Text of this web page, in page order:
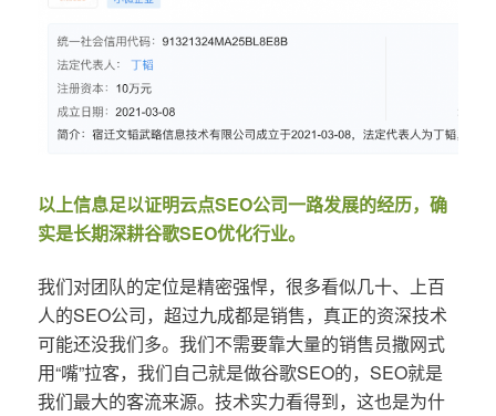
以上信息足以证明云点SEO公司一路发展的经历，确
实是长期深耕谷歌SEO优化行业。
我们对团队的定位是精密强悍，很多看似几十、上百
人的SEO公司，超过九成都是销售，真正的资深技术
可能还没我们多。我们不需要靠大量的销售员撒网式
用“嘴”拉客，我们自己就是做谷歌SEO的，SEO就是
我们最大的客流来源。技术实力看得到，这也是为什